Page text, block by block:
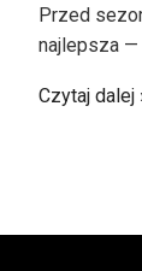
Przed
najlepsza —
Czytaj dalej